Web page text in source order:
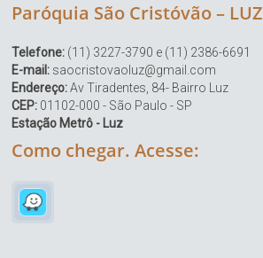
Paróquia São Cristóvão – LUZ
Telefone: (11) 3227-3790 e (11) 2386-6691
E-mail: saocristovaoluz@gmail.com
Endereço:Av Tiradentes, 84- Bairro Luz
CEP: 01102-000 - São Paulo - SP
Estação Metrô - Luz
Como chegar. Acesse: